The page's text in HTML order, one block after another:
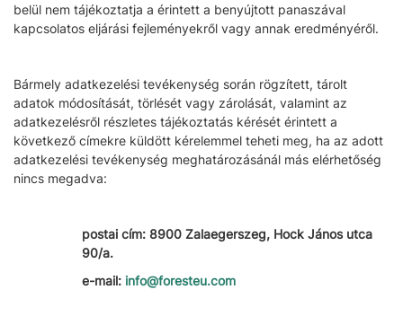
belül nem tájékoztatja a érintett a benyújtott panaszával
kapcsolatos eljárási fejleményekről vagy annak eredményéről.
Bármely adatkezelési tevékenység során rögzített, tárolt
adatok módosítását, törlését vagy zárolását, valamint az
adatkezelésről részletes tájékoztatás kérését érintett a
következő címekre küldött kérelemmel teheti meg, ha az adott
adatkezelési tevékenység meghatározásánál más elérhetőség
nincs megadva:
postai cím: 8900 Zalaegerszeg, Hock János utca
90/a.
e-mail: info@foresteu.com